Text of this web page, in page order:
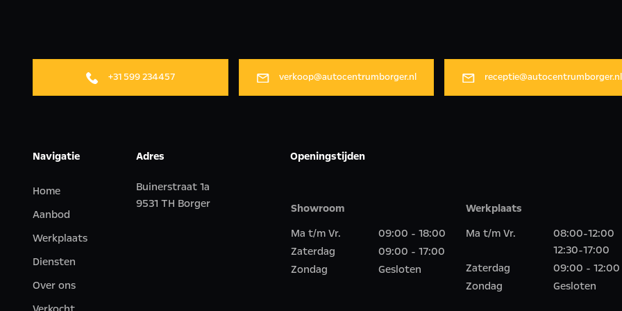
+31 599 234457 verkoop@autocentrumborger.nl receptie@autocentrumborger.nl
Navigatie
Home
Aanbod
Werkplaats
Diensten
Over ons
Adres
Buinerstraat 1a
9531 TH Borger
Openingstijden
Showroom
Ma t/m Vr.
09:00 - 18:00
Zaterdag
09:00 - 17:00
Zondag
Gesloten
Werkplaats
Ma t/m Vr.
08:00-12:00
12:30-17:00
Zaterdag
09:00 - 12:00
Zondag
Gesloten